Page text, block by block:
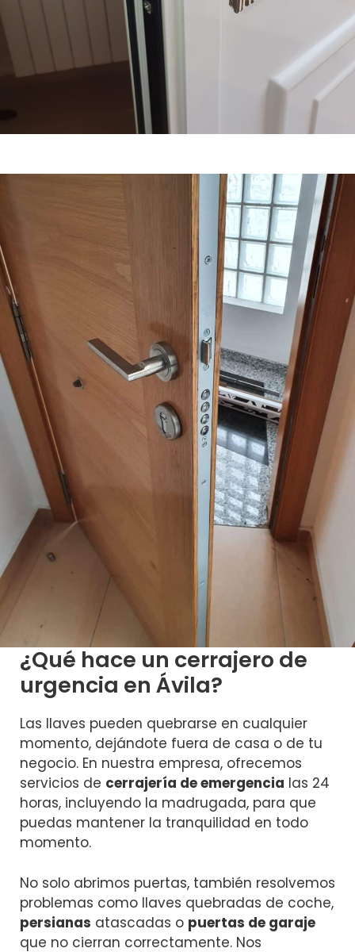
¿Qué hace un cerrajero de
urgencia en Ávila?
Las llaves pueden quebrarse en cualquier
momento, dejándote fuera de casa o de tu
negocio. En nuestra empresa, ofrecemos
servicios de cerrajería de emergencia las 24
horas, incluyendo la madrugada, para que
puedas mantener la tranquilidad en todo
momento.
No solo abrimos puertas, también resolvemos
problemas como llaves quebradas de coche,
persianas atascadas o puertas de garaje
que no cierran correctamente. Nos